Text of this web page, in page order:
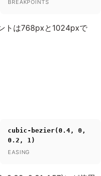
BREAKPOINTS
トは768pxと1024pxで
cubic-bezier(0.4, 0,
0.2, 1)
EASING